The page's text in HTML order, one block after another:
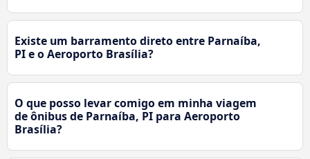
Existe um barramento direto entre Parnaíba,
PI e o Aeroporto Brasília?
O que posso levar comigo em minha viagem
de ônibus de Parnaíba, PI para Aeroporto
Brasília?